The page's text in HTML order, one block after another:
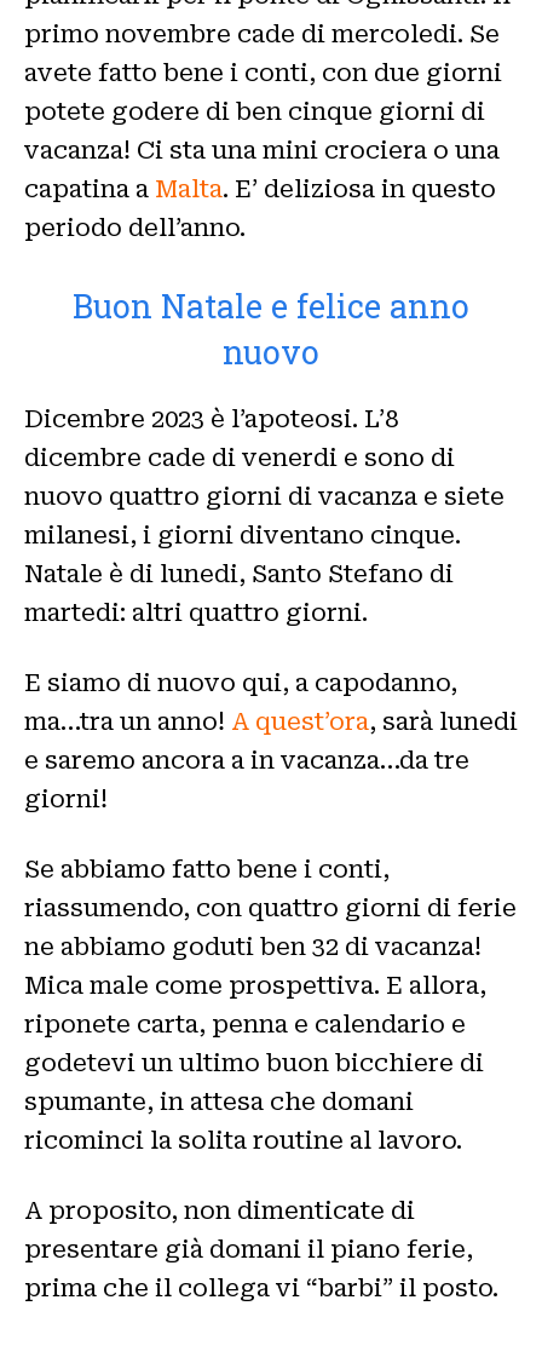
primo novembre cade di mercoledi. Se
avete fatto bene i conti, con due giorni
potete godere di ben cinque giorni di
vacanza! Ci sta una mini crociera o una
capatina a Malta. E’ deliziosa in questo
periodo dell’anno.
Buon Natale e felice anno
nuovo
Dicembre 2023 è l’apoteosi. L’8
dicembre cade di venerdi e sono di
nuovo quattro giorni di vacanza e siete
milanesi, i giorni diventano cinque.
Natale è di lunedi, Santo Stefano di
martedi: altri quattro giorni.
E siamo di nuovo qui, a capodanno,
ma…tra un anno! A quest’ora, sarà lunedi
e saremo ancora a in vacanza…da tre
giorni!
Se abbiamo fatto bene i conti,
riassumendo, con quattro giorni di ferie
ne abbiamo goduti ben 32 di vacanza!
Mica male come prospettiva. E allora,
riponete carta, penna e calendario e
godetevi un ultimo buon bicchiere di
spumante, in attesa che domani
ricominci la solita routine al lavoro.
A proposito, non dimenticate di
presentare già domani il piano ferie,
prima che il collega vi “barbi” il posto.